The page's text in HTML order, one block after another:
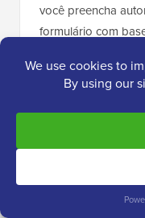
você preencha
formulário com
Por exemplo, se
então você pode
campo do produto
usando os
Isso pode reduzir